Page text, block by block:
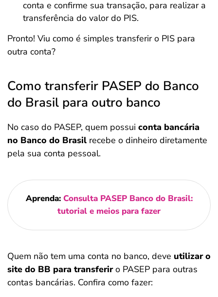
conta e confirme sua transação, para realizar a
transferência do valor do PIS.
Pronto! Viu como é simples transferir o PIS para
outra conta?
Como transferir PASEP do Banco
do Brasil para outro banco
No caso do PASEP, quem possui conta bancária
no Banco do Brasil recebe o dinheiro diretamente
pela sua conta pessoal.
Aprenda: Consulta PASEP Banco do Brasil:
tutorial e meios para fazer
Quem não tem uma conta no banco, deve utilizar o
site do BB para transferiro PASEP para outras
contas bancárias. Confira como fazer: